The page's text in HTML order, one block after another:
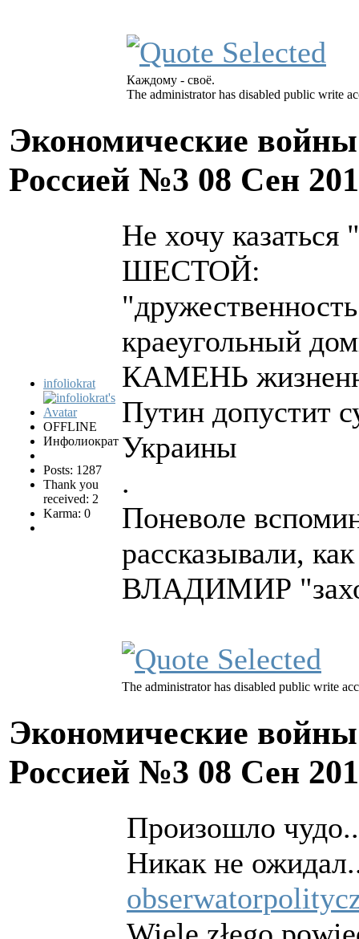
Каждому - своё.
The administrator has disabled public write
Экономические
Россией №3 08 Сен
infoliokrat
OFFLINE
Инфолиократ
Posts: 1287
Thank you
received: 2
Karma: 0
Не хочу
ШЕСТОЙ:
краеугольный
КАМЕНЬ
Путин допустит
Украины
.
Поневоле
рассказывали,
ВЛАДИМИР
The administrator has disabled public write
Экономические
Россией №3 08 Сен
Произошло
Никак не